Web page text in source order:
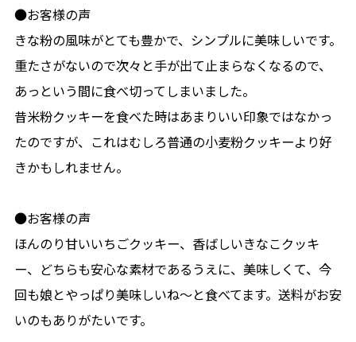
●お客様の声
きな粉の風味がとても豊かで、シンプルに美味しいです。
重たさがないので次々と手が出て止まらなくなるので、
あっという間に食べ切ってしまいました。
昔米粉クッキーを食べた時はあまりいい印象ではなかっ
たのですが、これはむしろ普通の小麦粉クッキーより好
きかもしれません。
●お客様の声
ほんのり甘いいちごクッキー、香ばしいきなこクッキ
ー、どちらも安心な素材であるうえに、美味しくて、今
回も娘とやっぱり美味しいね〜と食べてます。送料がお安
いのもありがたいです。